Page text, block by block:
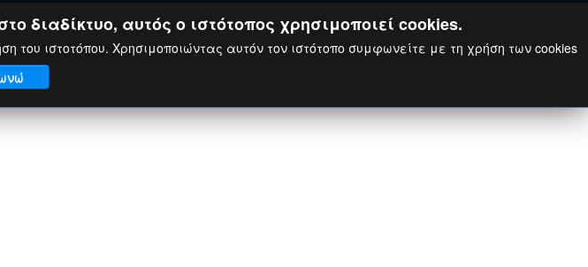
διαδίκτυο, αυτός ο ιστότοπος χρησιμοποιεί cookies.
του ιστοτόπου. Χρησιμοποιώντας αυτόν τον ιστότοπο συμφωνείτε με τη χρήση των cookies